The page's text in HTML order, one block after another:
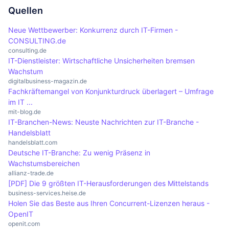
Lizenzbedingungen genau verstehen und
Lizenzbedingungen. Unternehmen sollten auch
anpassen, um sicherzustellen, dass sie nicht für
ungenutzte Lizenzen zahlen. Eine klare
Dokumentation der Lizenznutzung und der
aktiven Nutzer kann ebenfalls hilfreich sein.
eine Analyse der aktuellen Nutzung und der
mit dem Softwareanbieter sprechen, um die
Bedingungen für den Wechsel zu verhandeln. Es
ist wichtig, die Mitarbeiter über die Änderungen
zu informieren und sicherzustellen, dass
geeignete Metering-Software implementiert wird,
um die Nutzung zu überwachen und zu verwalten.
Quellen
Neue Wettbewerber: Konkurrenz durch IT-Firmen -
CONSULTING.de
consulting.de
IT-Dienstleister: Wirtschaftliche Unsicherheiten bremsen
Wachstum
digitalbusiness-magazin.de
Fachkräftemangel von Konjunkturdruck überlagert – Umfrage
im IT ...
mit-blog.de
IT-Branchen-News: Neuste Nachrichten zur IT-Branche -
Handelsblatt
handelsblatt.com
Deutsche IT-Branche: Zu wenig Präsenz in
Wachstumsbereichen
allianz-trade.de
[PDF] Die 9 größten IT-Herausforderungen des Mittelstands
business-services.heise.de
Holen Sie das Beste aus Ihren Concurrent-Lizenzen heraus -
OpenIT
openit.com